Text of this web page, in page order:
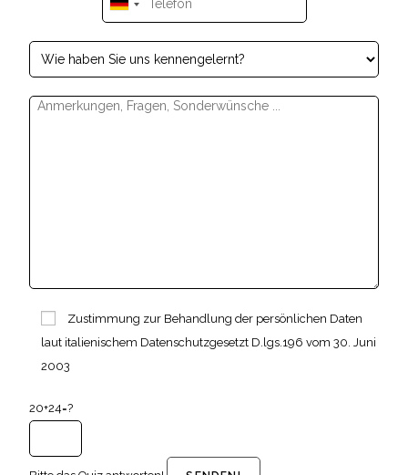
Zustimmung zur Behandlung der persönlichen Daten
laut italienischem Datenschutzgesetzt D.lgs.196 vom 30. Juni
2003
20+24=?